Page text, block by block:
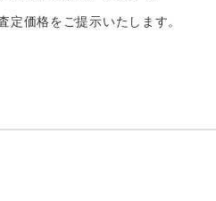
価格をご提示いたします。